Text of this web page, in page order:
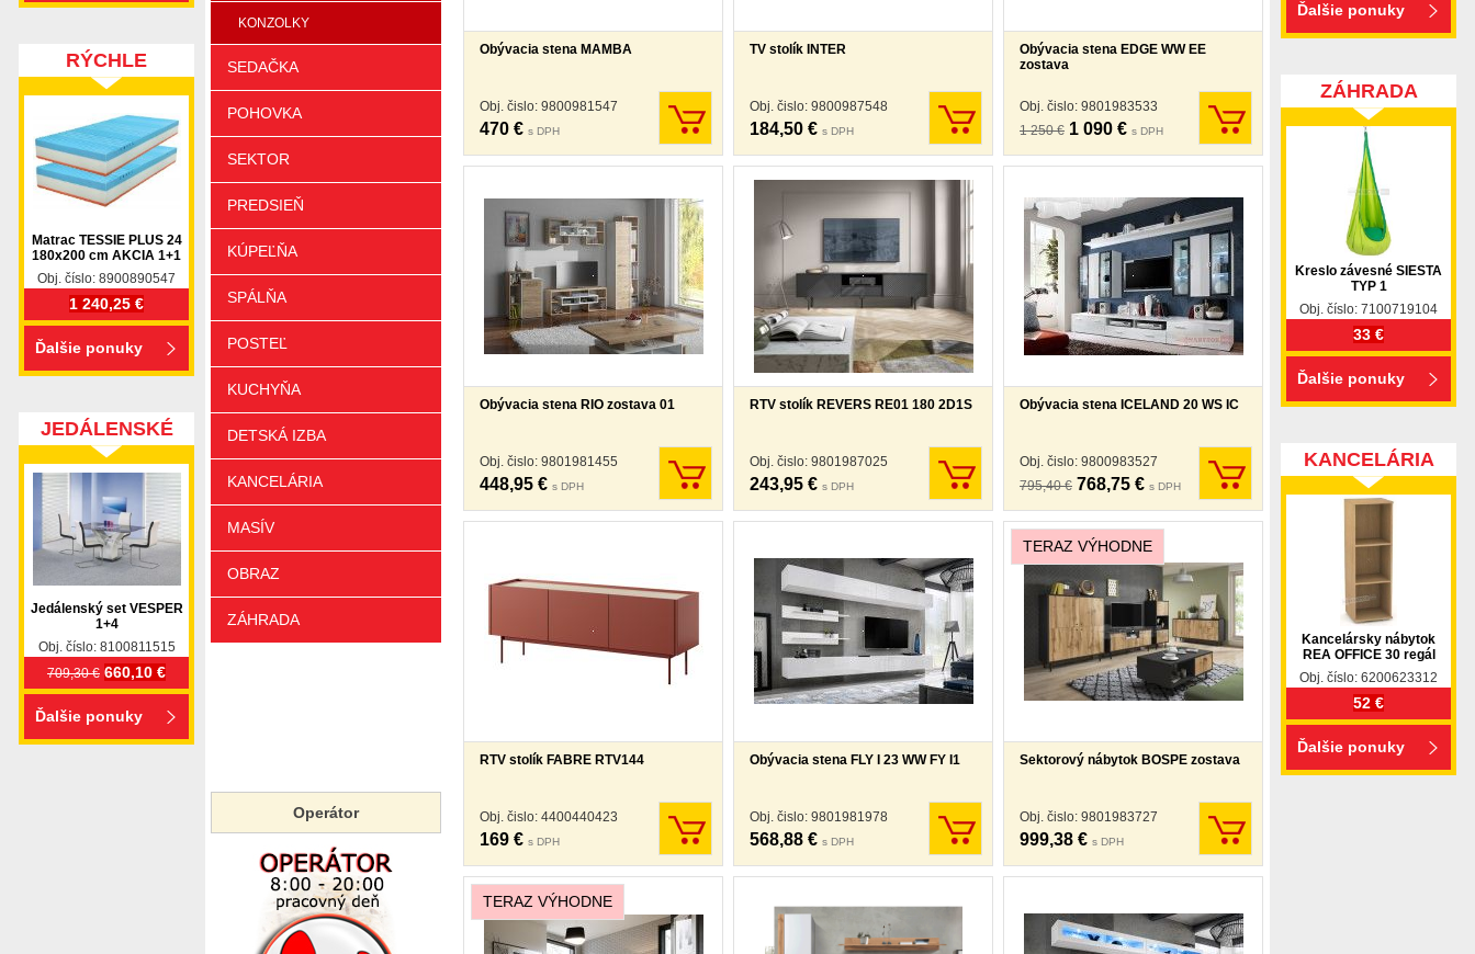
Obývacia stena MAMBA
Obj. čislo: 9800981547
470 € s DPH
TV stolík INTER
Obj. čislo: 9800987548
184,50 € s DPH
Obývacia stena EDGE WW EE
zostava
Obj. čislo: 9801983533
1 250 € 1 090 € s DPH
Obývacia stena RIO zostava 01
Obj. čislo: 9801981455
448,95 € s DPH
RTV stolík REVERS RE01 180 2D1S
Obj. čislo: 9801987025
243,95 € s DPH
Obývacia stena ICELAND 20 WS IC
Obj. čislo: 9800983527
795,40 € 768,75 € s DPH
RTV stolík FABRE RTV144
Obj. čislo: 4400440423
169 € s DPH
Obývacia stena FLY I 23 WW FY I1
Obj. čislo: 9801981978
568,88 € s DPH
TERAZ VÝHODNE
Sektorový nábytok BOSPE zostava
Obj. čislo: 9801983727
999,38 € s DPH
TERAZ VÝHODNE
KONZOLKY
SEDAČKA
POHOVKA
SEKTOR
PREDSIEŇ
KÚPEĽŇA
SPÁLŇA
POSTEĽ
KUCHYŇA
DETSKÁ IZBA
KANCELÁRIA
MASÍV
OBRAZ
ZÁHRADA
Operátor
RÝCHLE
DODANIE
Matrac TESSIE PLUS 24
180x200 cm AKCIA 1+1
Obj. číslo: 8900890547
1 240,25 €
Ďalšie ponuky
JEDÁLENSKÉ
SETY
Jedálenský set VESPER
1+4
Obj. číslo: 8100811515
709,30 € 660,10 €
Ďalšie ponuky
Ďalšie ponuky
ZÁHRADA
Kreslo závesné SIESTA
TYP 1
Obj. číslo: 7100719104
33 €
Ďalšie ponuky
KANCELÁRIA
Kancelársky nábytok
REA OFFICE 30 regál
Obj. číslo: 6200623312
52 €
Ďalšie ponuky